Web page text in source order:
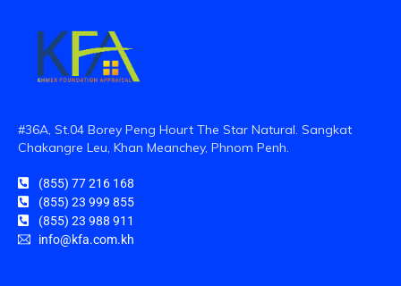
#36A, St.04 Borey Peng Hourt The Star Natural. Sangkat
Chakangre Leu, Khan Meanchey, Phnom Penh.
(855) 77 216 168
(855) 23 999 855
(855) 23 988 911
info@kfa.com.kh